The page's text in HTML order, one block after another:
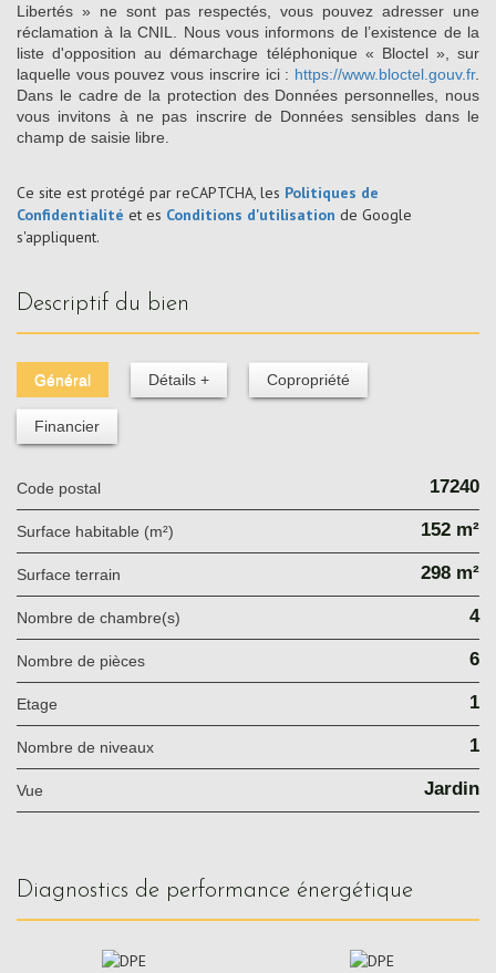
Libertés » ne sont pas respectés, vous pouvez adresser une
réclamation à la CNIL. Nous vous informons de l’existence de la
liste d'opposition au démarchage téléphonique « Bloctel », sur
laquelle vous pouvez vous inscrire ici : https://www.bloctel.gouv.fr.
Dans le cadre de la protection des Données personnelles, nous
vous invitons à ne pas inscrire de Données sensibles dans le
champ de saisie libre.
Ce site est protégé par reCAPTCHA, les Politiques de
Confidentialité et es Conditions d'utilisation de Google
s'appliquent.
descriptif du bien
Général Détails + Copropriété
Financier
Code postal 17240
Surface habitable (m²) 152 m²
surface terrain 298 m²
Nombre de chambre(s) 4
Nombre de pièces 6
Etage 1
Nombre de niveaux 1
Vue Jardin
diagnostics de performance énergétique